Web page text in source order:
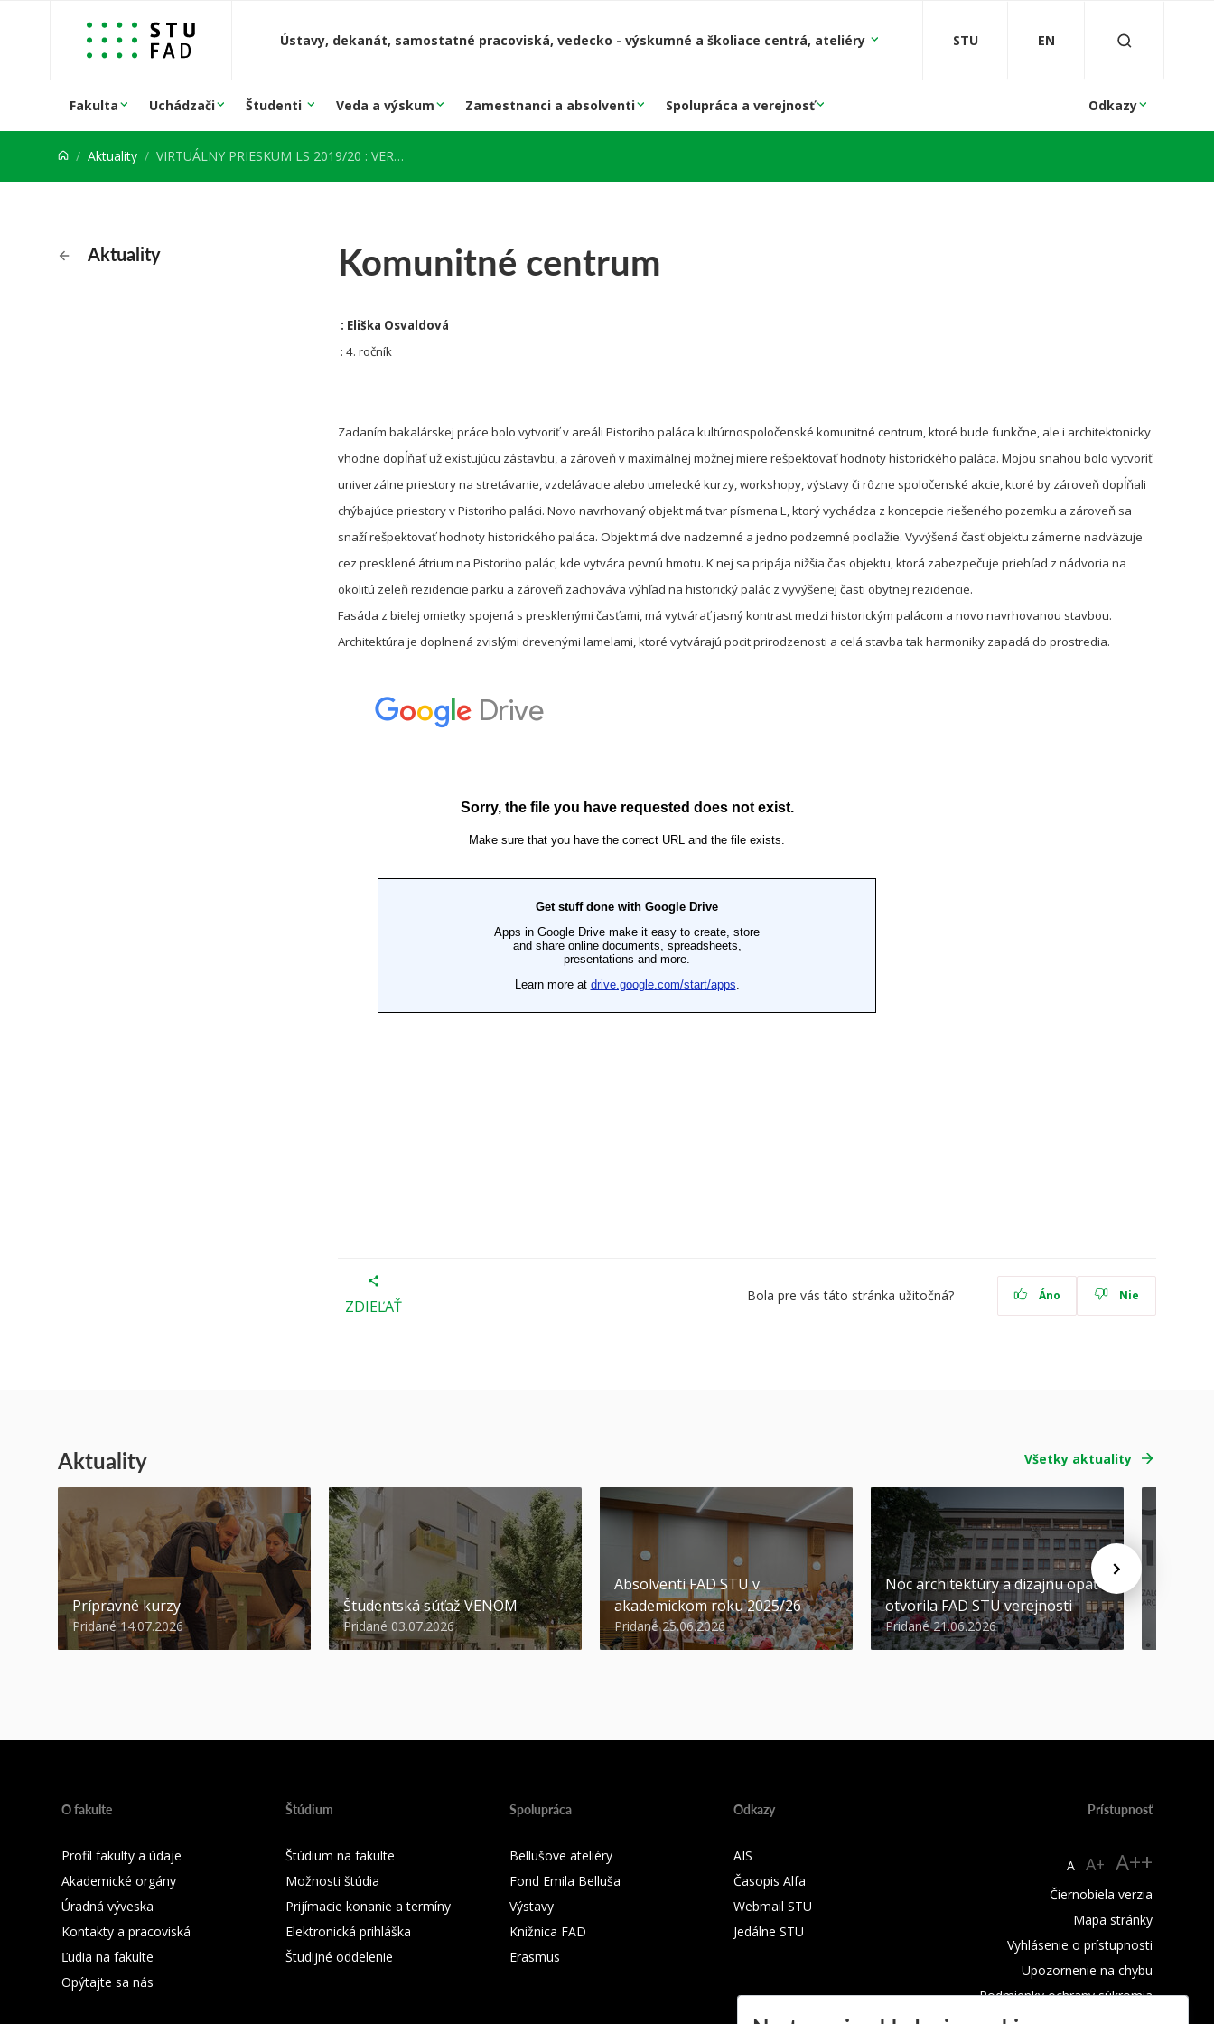
Prejsť na obsah
Ústavy, dekanát, samostatné pracoviská, vedecko - výskumné a školiace centrá, ateliéry STU EN
Fakulta Uchádzači Študenti Veda a výskum Zamestnanci a absolventi Spolupráca a verejnosť Odkazy
Aktuality VIRTUÁLNY PRIESKUM LS 2019/20 : VERTIKÁLNE ATELIÉRY
Aktuality Komunitné centrum
: Eliška Osvaldová
: 4. ročník
Zadaním bakalárskej práce bolo vytvoriť v areáli Pistoriho paláca kultúrnospoločenské komunitné centrum, ktoré bude funkčne, ale i architektonicky
vhodne dopĺňať už existujúcu zástavbu, a zároveň v maximálnej možnej miere rešpektovať hodnoty historického paláca. Mojou snahou bolo vytvoriť
univerzálne priestory na stretávanie, vzdelávacie alebo umelecké kurzy, workshopy, výstavy či rôzne spoločenské akcie, ktoré by zároveň dopĺňali
chýbajúce priestory v Pistoriho paláci. Novo navrhovaný objekt má tvar písmena L, ktorý vychádza z koncepcie riešeného pozemku a zároveň sa
snaží rešpektovať hodnoty historického paláca. Objekt má dve nadzemné a jedno podzemné podlažie. Vyvýšená časť objektu zámerne nadväzuje
cez presklené átrium na Pistoriho palác, kde vytvára pevnú hmotu. K nej sa pripája nižšia čas objektu, ktorá zabezpečuje priehľad z nádvoria na
okolitú zeleň rezidencie parku a zároveň zachováva výhľad na historický palác z vyvýšenej časti obytnej rezidencie.
Fasáda z bielej omietky spojená s presklenými časťami, má vytvárať jasný kontrast medzi historickým palácom a novo navrhovanou stavbou.
Architektúra je doplnená zvislými drevenými lamelami, ktoré vytvárajú pocit prirodzenosti a celá stavba tak harmoniky zapadá do prostredia.
ZDIEĽAŤ
Bola pre vás táto stránka užitočná? Áno Nie
Aktuality Všetky aktuality
Prípravné kurzy
Pridané 14.07.2026
Študentská súťaž VENOM
Pridané 03.07.2026
Absolventi FAD STU v
akademickom roku 2025/26
Pridané 25.06.2026
Noc architektúry a dizajnu opäť
otvorila FAD STU verejnosti
Pridané 21.06.2026
O fakulte
Profil fakulty a údaje
Akademické orgány
Úradná výveska
Kontakty a pracoviská
Ľudia na fakulte
Opýtajte sa nás
Štúdium
Štúdium na fakulte
Možnosti štúdia
Prijímacie konanie a termíny
Elektronická prihláška
Študijné oddelenie
Spolupráca
Bellušove ateliéry
Fond Emila Belluša
Výstavy
Knižnica FAD
Erasmus
Odkazy
AIS
Časopis Alfa
Webmail STU
Jedálne STU
Prístupnosť
A A+ A++
Čiernobiela verzia
Mapa stránky
Vyhlásenie o prístupnosti
Upozornenie na chybu
Podmienky ochrany súkromia